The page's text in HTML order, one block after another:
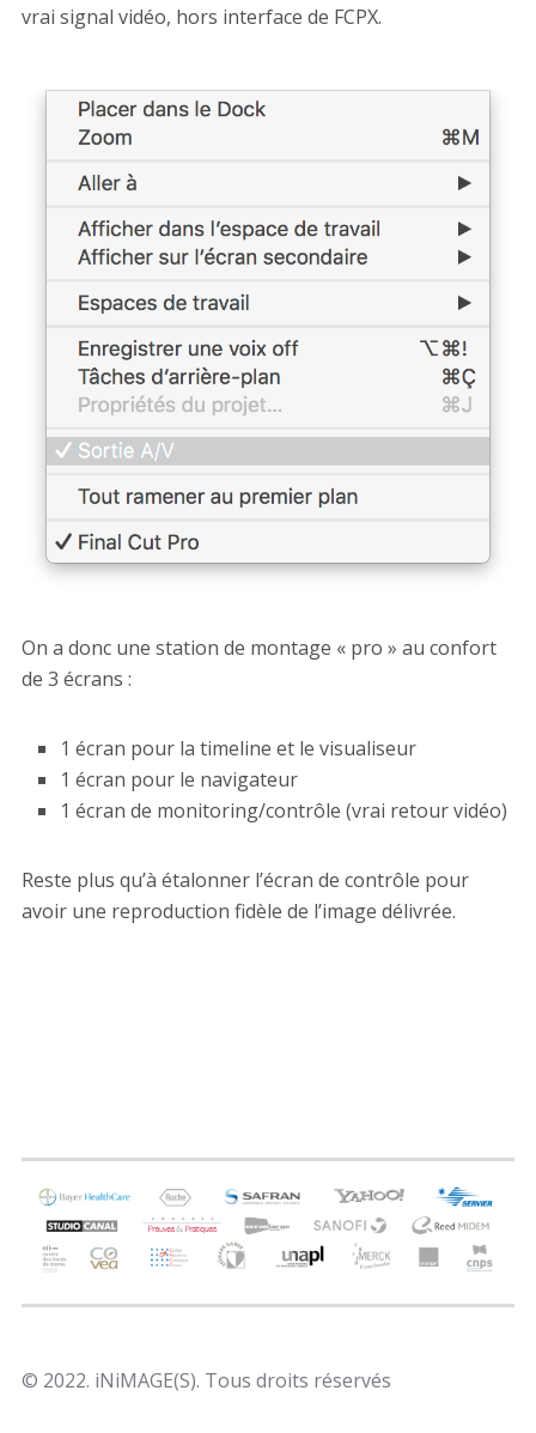
vrai signal vidéo, hors interface de FCPX.
On a donc une station de montage « pro » au confort
de 3 écrans :
1 écran pour la timeline et le visualiseur
1 écran pour le navigateur
1 écran de monitoring/contrôle (vrai retour vidéo)
Reste plus qu’à étalonner l’écran de contrôle pour
avoir une reproduction fidèle de l’image délivrée.
© 2022. iNiMAGE(S). Tous droits réservés